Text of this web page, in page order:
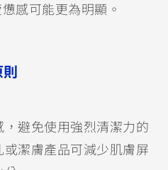
感可能更為明顯。
避免使用強烈清潔力的
潔膚產品可減少肌膚屏